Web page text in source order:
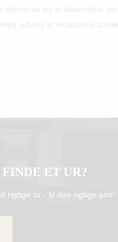
ET UR?
rigtige ur - til den rigtige pris!